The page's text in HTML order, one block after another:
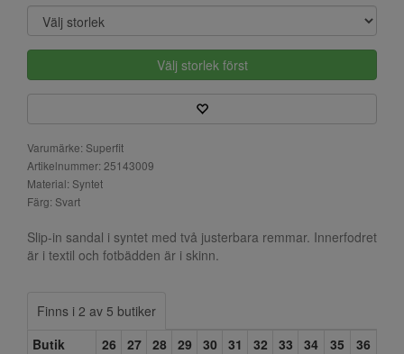
Välj storlek först
Varumärke: Superfit
Artikelnummer: 25143009
Material: Syntet
Färg: Svart
Slip-in sandal i syntet med två justerbara remmar. Innerfodret
är i textil och fotbädden är i skinn.
Finns i 2 av 5 butiker
Butik
26 27 28 29 30 31 32 33 34 35
36